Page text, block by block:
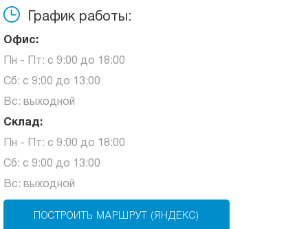
График работы:
Офис:
Пн - Пт: с 9:00 до 18:00
Сб: с 9:00 до 13:00
Вс: выходной
Склад:
Пн - Пт: с 9:00 до 18:00
Сб: с 9:00 до 13:00
Вс: выходной
ПОСТРОИТЬ МАРШРУТ (ЯНДЕКС)